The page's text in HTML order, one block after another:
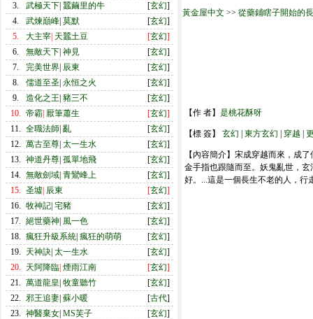
3.
武極天下 蠶繭里的牛 [玄幻]
4.
武煉巔峰 莫默 [玄幻]
5.
大主宰 天蠶土豆 [玄幻]
6.
無敵天下 神見 [玄幻]
7.
完美世界 辰東 [玄幻]
8.
儒道至圣 永恒之火 [玄幻]
9.
造化之王 豬三不 [玄幻]
10. 帝霸 厭筆蕭生 [玄幻]
11. 全職法師 亂 [玄幻]
12. 萬古至尊 太一生水 [玄幻]
13. 神道丹尊 孤單地飛 [玄幻]
14. 無敵劍域 青鸞峰上 [玄幻]
15. 圣墟 辰東 [玄幻]
16. 牧神記 宅豬 [玄幻]
17. 絕世藥神 風一色 [玄幻]
18. 瘋狂升級系統 瘋狂的萌萌 [玄幻]
19.
天神訣 太一生水 [玄幻]
20.
天阿降臨 煙雨江南 [玄幻]
21. 萬道龍皇 牧童聽竹 [玄幻]
22. 邪王追妻 蘇小暖 [古代]
23. 神醫棄女 MS芙子 [玄幻]
黃金屋中文 >> 從藥鋪瞎子開始的
【作 者】 是桃花酥呀
【標 簽】 玄幻 東方玄幻 穿越
【內容簡介】宋成穿越而來，成
金手指也跟隨而至。妖鬼亂世，
好。...這是一個長生不老的人，行